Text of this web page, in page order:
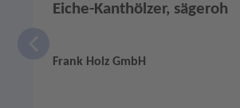
Eiche-Kanthölzer, sägeroh
Frank Holz GmbH